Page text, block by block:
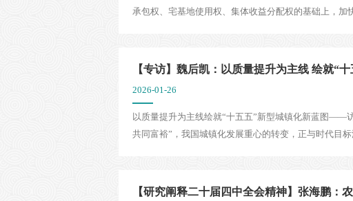
承包权、宅基地使用权、集体收益分配权的基础上，加
【专访】魏后凯：以质量提升为主线 绘就“
2026-01-26
以质量提升为主线绘就“十五五”新型城镇化新蓝图——
共同富裕”，我国城镇化发展重心的转变，正与时代目
【研究阐释二十届四中全会精神】张海鹏：